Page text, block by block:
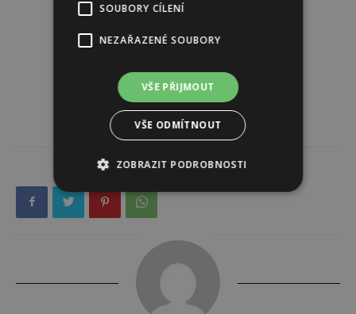
SOUBORY CÍLENÍ
NEZAŘAZENÉ SOUBORY
VŠE PŘIJMOUT
VŠE ODMÍTNOUT
ZOBRAZIT PODROBNOSTI